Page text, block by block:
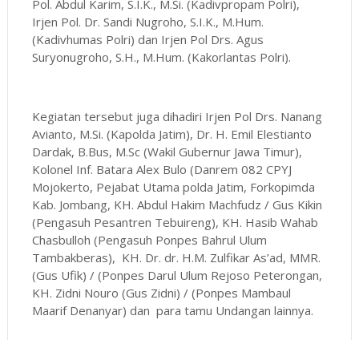
Pol. Abdul Karim, S.I.K., M.Si. (Kadivpropam Polri),
Irjen Pol. Dr. Sandi Nugroho, S.I.K., M.Hum.
(Kadivhumas Polri) dan Irjen Pol Drs. Agus
Suryonugroho, S.H., M.Hum. (Kakorlantas Polri).
Kegiatan tersebut juga dihadiri Irjen Pol Drs. Nanang
Avianto, M.Si. (Kapolda Jatim), Dr. H. Emil Elestianto
Dardak, B.Bus, M.Sc (Wakil Gubernur Jawa Timur),
Kolonel Inf. Batara Alex Bulo (Danrem 082 CPYJ
Mojokerto, Pejabat Utama polda Jatim, Forkopimda
Kab. Jombang, KH. Abdul Hakim Machfudz / Gus Kikin
(Pengasuh Pesantren Tebuireng), KH. Hasib Wahab
Chasbulloh (Pengasuh Ponpes Bahrul Ulum
Tambakberas), KH. Dr. dr. H.M. Zulfikar As’ad, MMR.
(Gus Ufik) / (Ponpes Darul Ulum Rejoso Peterongan,
KH. Zidni Nouro (Gus Zidni) / (Ponpes Mambaul
Maarif Denanyar) dan para tamu Undangan lainnya.